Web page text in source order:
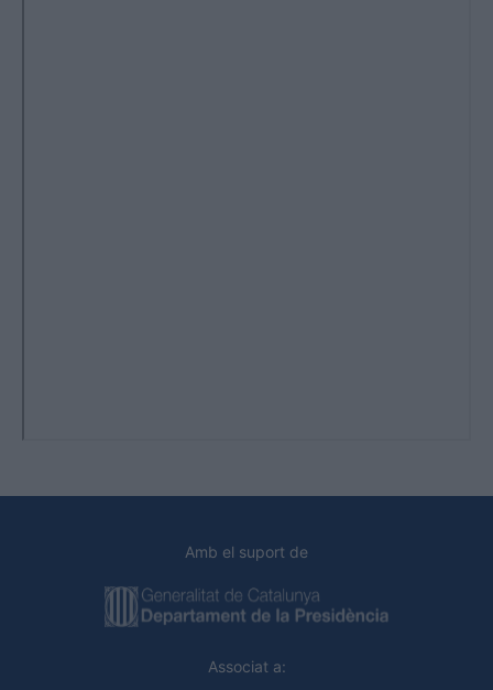
Amb el suport de
Associat a: